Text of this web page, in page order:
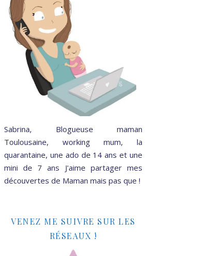
Sabrina, Blogueuse maman
Toulousaine, working mum, la
quarantaine, une ado de 14 ans et une
mini de 7 ans J'aime partager mes
découvertes de Maman mais pas que !
VENEZ ME SUIVRE SUR LES
RÉSEAUX !